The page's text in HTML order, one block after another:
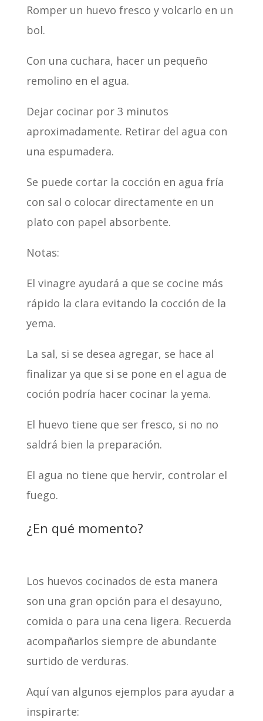
Romper un huevo fresco y volcarlo en un
bol.
Con una cuchara, hacer un pequeño
remolino en el agua.
Dejar cocinar por 3 minutos
aproximadamente. Retirar del agua con
una espumadera.
Se puede cortar la cocción en agua fría
con sal o colocar directamente en un
plato con papel absorbente.
Notas:
El vinagre ayudará a que se cocine más
rápido la clara evitando la cocción de la
yema.
La sal, si se desea agregar, se hace al
finalizar ya que si se pone en el agua de
coción podría hacer cocinar la yema.
El huevo tiene que ser fresco, si no no
saldrá bien la preparación.
El agua no tiene que hervir, controlar el
fuego.
¿En qué momento?
Los huevos cocinados de esta manera
son una gran opción para el desayuno,
comida o para una cena ligera. Recuerda
acompañarlos siempre de abundante
surtido de verduras.
Aquí van algunos ejemplos para ayudar a
inspirarte: